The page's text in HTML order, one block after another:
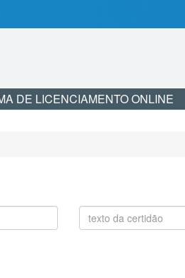
DE LICENCIAMENTO ONLINE